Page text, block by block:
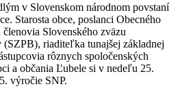
v Slovenskom národnom povstaní
Starosta obce, poslanci Obecného
Slovenského zväzu
riaditeľka tunajšej základnej
rôznych spoločenských
a občania Ľubele si v nedeľu 25.
výročie SNP.